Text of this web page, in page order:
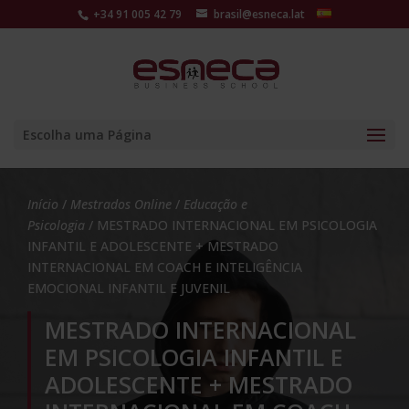
+34 91 005 42 79 brasil@esneca.lat
Escolha uma Página
Início / Mestrados Online / Educação e
Psicologia / MESTRADO INTERNACIONAL EM PSICOLOGIA
INFANTIL E ADOLESCENTE + MESTRADO
INTERNACIONAL EM COACH E INTELIGÊNCIA
EMOCIONAL INFANTIL E JUVENIL
MESTRADO INTERNACIONAL
EM PSICOLOGIA INFANTIL E
ADOLESCENTE + MESTRADO